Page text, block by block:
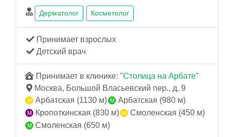
Дерматолог Косметолог
Принимает взрослых
Детский врач
Принимает в клинике: "Столица на Арбате"
Москва, Большой Власьевский пер., д. 9
Арбатская (1130 м)
Арбатская (980 м)
Кропоткинская (830 м)
Смоленская (450 м)
Смоленская (650 м)